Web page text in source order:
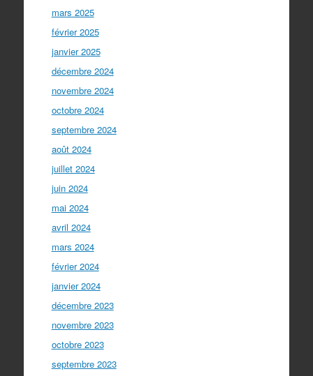
mars 2025
février 2025
janvier 2025
décembre 2024
novembre 2024
octobre 2024
septembre 2024
août 2024
juillet 2024
juin 2024
mai 2024
avril 2024
mars 2024
février 2024
janvier 2024
décembre 2023
novembre 2023
octobre 2023
septembre 2023